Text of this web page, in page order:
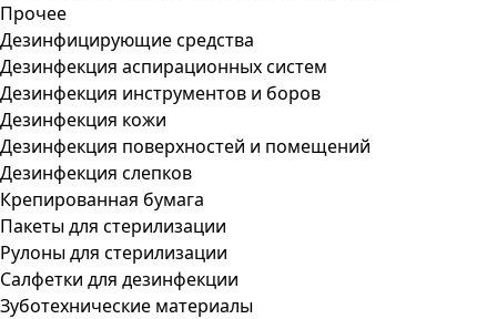
Прочее
Дезинфицирующие средства
Дезинфекция аспирационных систем
Дезинфекция инструментов и боров
Дезинфекция кожи
Дезинфекция поверхностей и помещений
Дезинфекция слепков
Крепированная бумага
Пакеты для стерилизации
Рулоны для стерилизации
Салфетки для дезинфекции
Зуботехнические материалы